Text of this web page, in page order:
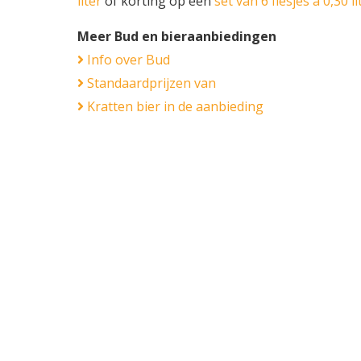
Meer Bud en bieraanbiedingen
Info over Bud
Standaardprijzen van
Kratten bier in de aanbieding